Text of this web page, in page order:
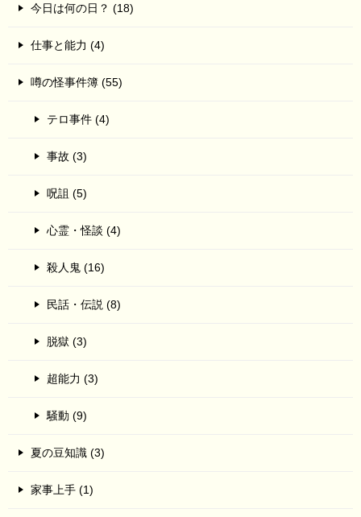
今日は何の日？ (18)
仕事と能力 (4)
噂の怪事件簿 (55)
テロ事件 (4)
事故 (3)
呪詛 (5)
心霊・怪談 (4)
殺人鬼 (16)
民話・伝説 (8)
脱獄 (3)
超能力 (3)
騒動 (9)
夏の豆知識 (3)
家事上手 (1)